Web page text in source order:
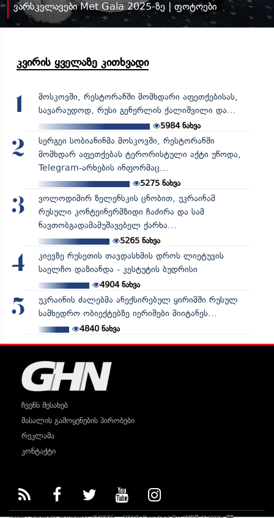
ვარსკვლავები Met Gala 2025-ზე | ფოტოები
კვირის ყველაზე კითხვადი
1
მოსკოვში, რესტორანში მომხდარი აფეთქებისას,
სავარაუდოდ, რუსი გენერლის ქალიშვილი და...
5984ნახვა
2
სერგეი სობიანინმა მოსკოვში, რესტორანში
მომხდარ აფეთქებას ტერორისტული აქტი უწოდა,
Telegram-არხების ინფორმაც...
5275ნახვა
3
ვოლოდიმირ ზელენსკის ცნობით, უკრაინამ
რუსული კონტეინერმზიდი ჩაძირა და სამ
ნავთობგადამამუშავებელ ქარხა...
5265ნახვა
4
კიევზე რუსეთის თავდასხმის დროს ლიეტუვის
საელჩო დაზიანდა - კესტუტის ბუდრისი
4904ნახვა
5
უკრაინის ძალებმა ანექსირებულ ყირიმში რუსულ
სამხედრო ობიექტებზე იერიშები მიიტანეს...
4840ნახვა
ჩვენს შესახებ
მასალის გამოყენების პირობები
რეკლამა
კონტაქტი